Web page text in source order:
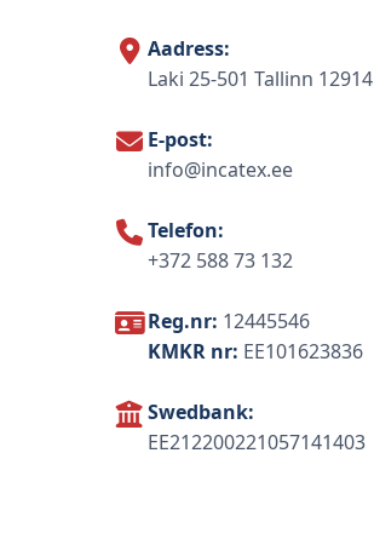
Aadress:
Laki 25-501 Tallinn 12914
E-post:
info@incatex.ee
Telefon:
+372 588 73 132
Reg.nr: 12445546
KMKR nr: EE101623836
Swedbank:
EE212200221057141403